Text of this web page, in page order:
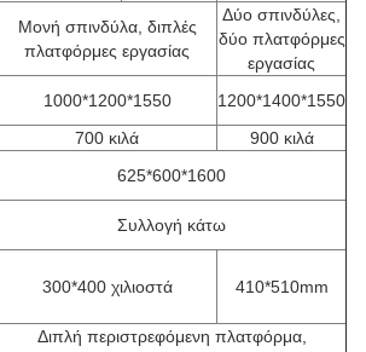
Μονή σπινδύλα, διπλές
πλατφόρμες εργασίας
Δύο σπινδύλες,
δύο πλατφόρμες
εργασίας
1000*1200*1550
1200*1400*1550
700 κιλά
900 κιλά
625*600*1600
Συλλογή κάτω
300*400 χιλιοστά 410*510mm
Διπλή περιστρεφόμενη πλατφόρμα,